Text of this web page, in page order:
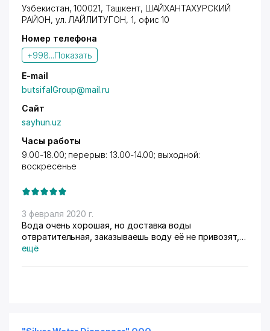
Узбекистан, 100021, Ташкент, ШАЙХАНТАХУРСКИЙ
РАЙОН, ул. ЛАЙЛИТУГОН, 1, офис 10
Номер телефона
+998...Показать
E-mail
butsifalGroup@mail.ru
Сайт
sayhun.uz
Часы работы
9.00-18.00; перерыв: 13.00-14.00; выходной:
воскресенье
3 февраля 2020 г.
Вода очень хорошая, но доставка воды
отвратительная, заказываешь воду её не привозят,
за заказом не приходят в магазин. Короче услуга
ещё